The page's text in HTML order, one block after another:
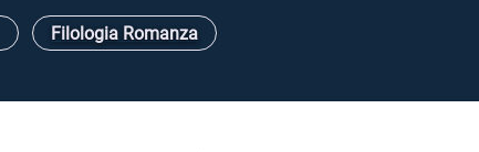
Filologia Romanza